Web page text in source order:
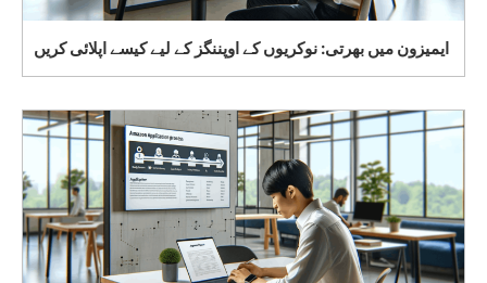
ایمیزون میں بھرتی: نوکریوں کے اوپننگز کے لیے کیسے اپلائی کریں